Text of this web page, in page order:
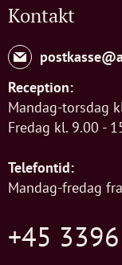
Kontakt
Reception:
Mandag-torsdag
Fredag kl. 9.00 -
Telefontid:
Mandag-fredag
+45